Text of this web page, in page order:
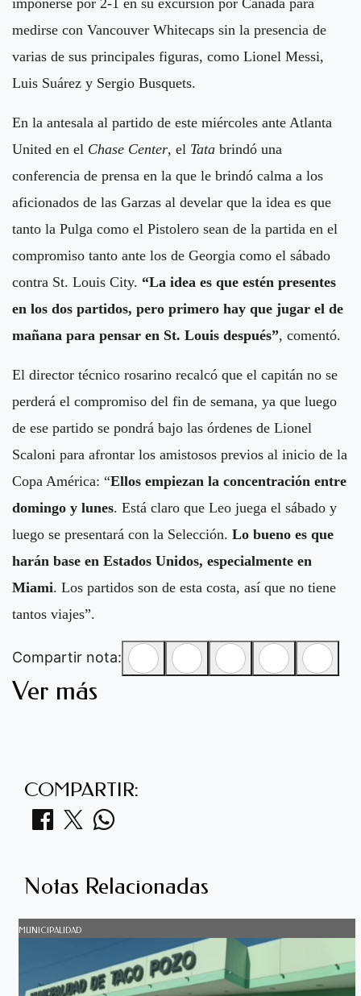
imponerse por 2-1 en su excursión por Canadá para
medirse con Vancouver Whitecaps sin la presencia de
varias de sus principales figuras, como Lionel Messi,
Luis Suárez y Sergio Busquets.
En la antesala al partido de este miércoles ante Atlanta
United en el Chase Center, el Tata brindó una
conferencia de prensa en la que le brindó calma a los
aficionados de las Garzas al develar que la idea es que
tanto la Pulga como el Pistolero sean de la partida en el
compromiso tanto ante los de Georgia como el sábado
contra St. Louis City. “La idea es que estén presentes
en los dos partidos, pero primero hay que jugar el de
mañana para pensar en St. Louis después”, comentó.
El director técnico rosarino recalcó que el capitán no se
perderá el compromiso del fin de semana, ya que luego
de ese partido se pondrá bajo las órdenes de Lionel
Scaloni para afrontar los amistosos previos al inicio de la
Copa América: “Ellos empiezan la concentración entre
domingo y lunes. Está claro que Leo juega el sábado y
luego se presentará con la Selección. Lo bueno es que
harán base en Estados Unidos, especialmente en
Miami. Los partidos son de esta costa, así que no tiene
tantos viajes”.
Compartir nota:
Ver más
COMPARTIR:
Notas Relacionadas
MUNICIPALIDAD